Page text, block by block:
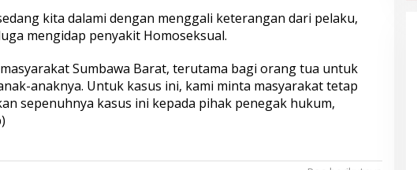
kita dalami dengan menggali keterangan dari pelaku,
mengidap penyakit Homoseksual.
Sumbawa Barat, terutama bagi orang tua untuk
anaknya. Untuk kasus ini, kami minta masyarakat tetap
sepenuhnya kasus ini kepada pihak penegak hukum,